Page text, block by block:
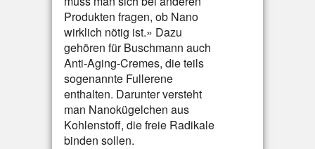
Produkten fragen, ob Nano
wirklich nötig ist.» Dazu
gehören für Buschmann auch
Anti-Aging-Cremes, die teils
sogenannte Fullerene
enthalten. Darunter versteht
man Nanokügelchen aus
Kohlenstoff, die freie Radikale
binden sollen.